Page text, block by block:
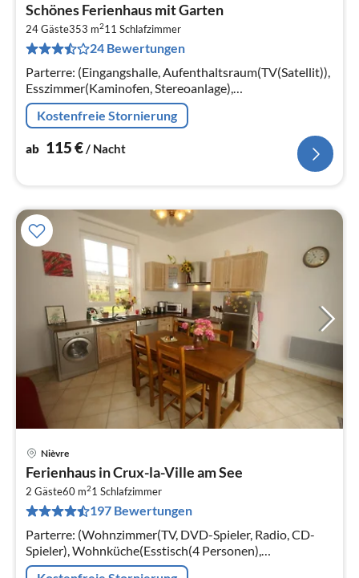
Schönes Ferienhaus mit Garten
24 Gäste353 m211 Schlafzimmer
24 Bewertungen
Parterre: (Eingangshalle, Aufenthaltsraum(TV(Satellit)),
Esszimmer(Kaminofen, Stereoanlage),
Küche(Kaffeemaschine, Backofen, Mikrowelle,
Mikrowelle, Spülmaschine)
Kostenfreie Stornierung
ab 115€/ Nacht
Nièvre
Ferienhaus in Crux-la-Ville am See
2 Gäste60 m21 Schlafzimmer
197 Bewertungen
Parterre: (Wohnzimmer(TV, DVD-Spieler, Radio, CD-
Spieler), Wohnküche(Esstisch(4 Personen),
Wasserkocher, Toaster, Kochherd, Dunstabzugshaube,